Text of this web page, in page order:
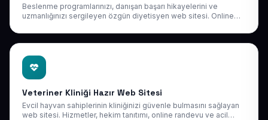
Beslenme programlarınızı, danışan başarı hikayelerini ve
uzmanlığınızı sergileyen özgün diyetisyen web sitesi. Online
Veteriner Kliniği Hazır Web Sitesi
Evcil hayvan sahiplerinin kliniğinizi güvenle bulmasını sağlayan
web sitesi. Hizmetler, hekim tanıtımı, online randevu ve acil